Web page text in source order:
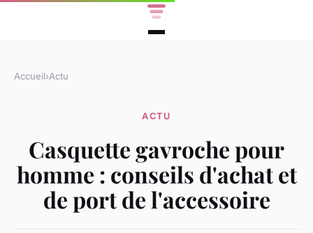
Accueil›Actu
ACTU
Casquette gavroche pour
homme : conseils d'achat et
de port de l'accessoire